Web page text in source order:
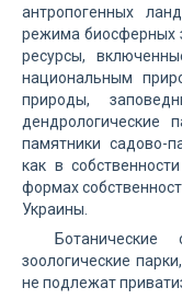
антропогенных
режима биосферных
ресурсы,
национальным
природы,
дендрологические
памятники садово-
как в
формах
Украины.
зоологические
не подлежат